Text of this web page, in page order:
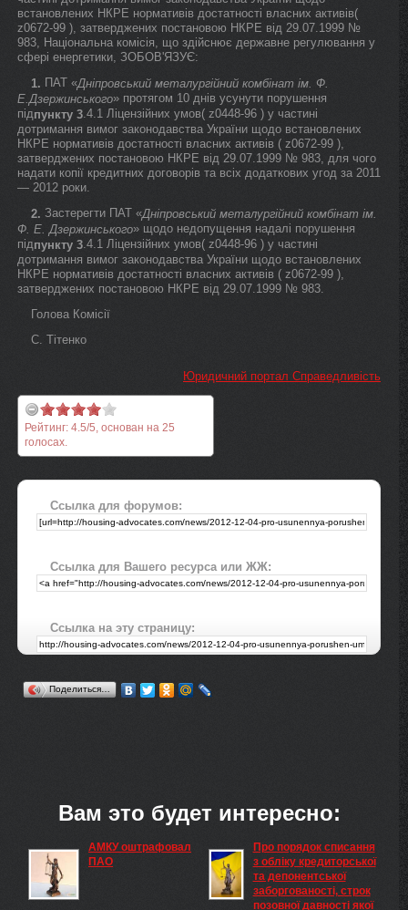
встановлених НКРЕ нормативів достатності власних активів(
z0672-99 ), затверджених постановою НКРЕ від 29.07.1999 №
983, Національна комісія, що здійснює державне регулювання у
сфері енергетики, ЗОБОВ'ЯЗУЄ:
1. ПАТ «Дніпровський металургійний комбінат ім. Ф.
Е.Дзержинського» протягом 10 днів усунути порушення
підпункту 3.4.1 Ліцензійних умов( z0448-96 ) у частині
дотримання вимог законодавства України щодо встановлених
НКРЕ нормативів достатності власних активів ( z0672-99 ),
затверджених постановою НКРЕ від 29.07.1999 № 983, для чого
надати копії кредитних договорів та всіх додаткових угод за 2011
— 2012 роки.
2. Застерегти ПАТ «Дніпровський металургійний комбінат ім.
Ф. Е. Дзержинського» щодо недопущення надалі порушення
підпункту 3.4.1 Ліцензійних умов( z0448-96 ) у частині
дотримання вимог законодавства України щодо встановлених
НКРЕ нормативів достатності власних активів ( z0672-99 ),
затверджених постановою НКРЕ від 29.07.1999 № 983.
Голова Комісії
С. Тітенко
Юридичний портал Справедливість
Рейтинг: 4.5/5, основан на 25
голосах.
Ссылка для форумов:
Ссылка для Вашего ресурса или ЖЖ:
Ссылка на эту страницу:
Поделиться…
Вам это будет интересно:
АМКУ оштрафовал
ПАО
Про порядок списання
з обліку кредиторської
та депонентської
заборгованості, строк
позовної давності якої